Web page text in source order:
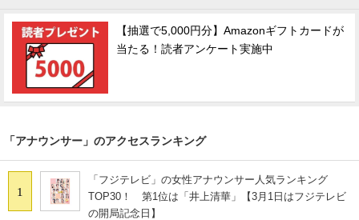
【抽選で5,000円分】Amazonギフトカードが
当たる！読者アンケート実施中
「アナウンサー」のアクセスランキング
1
「フジテレビ」の女性アナウンサー人気ランキング
TOP30！ 第1位は「井上清華」【3月1日はフジテレビ
の開局記念日】